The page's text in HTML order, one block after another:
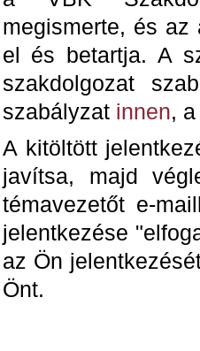
megismerte, és az
el és betartja. A
szakdolgozat
szabályzat innen,
A kitöltött
javítsa, majd
témavezetőt e-
jelentkezése
az Ön
Önt.